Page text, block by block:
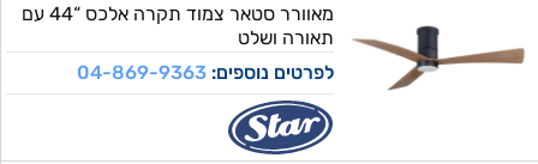
מאוורר סטאר צמוד תקרה אלכס “44 עם
תאורה ושלט
לפרטים נוספים:04-869-9363